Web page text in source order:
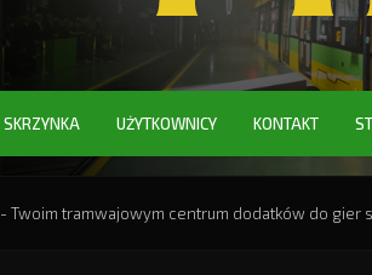
SKRZYNKA UŻYTKOWNICY KONTAKT
- Twoim tramwajowym centrum dodatków do gier